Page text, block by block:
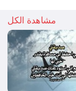
مشاهدة الكل